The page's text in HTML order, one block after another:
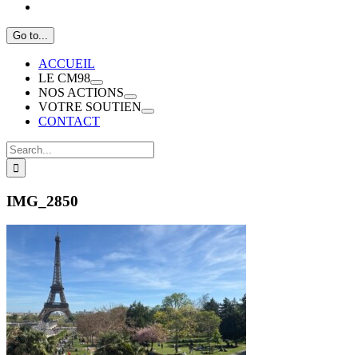
Go to...
ACCUEIL
LE CM98
NOS ACTIONS
VOTRE SOUTIEN
CONTACT
Search
for:
IMG_2850